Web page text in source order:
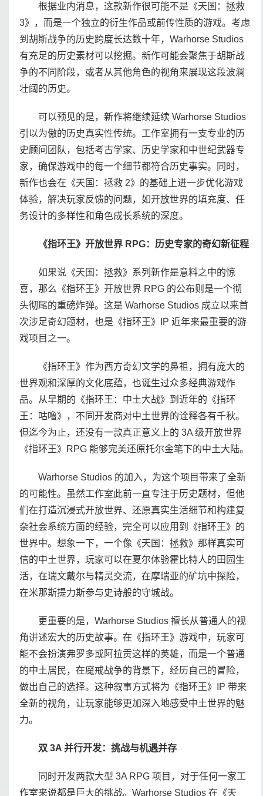
根据业内消息，这款新作很可能不是《天国：拯救
3》，而是一个独立的衍生作品或前传性质的游戏。考虑
到胡斯战争的历史跨度长达数十年，Warhorse Studios
有充足的历史素材可以挖掘。新作可能会聚焦于胡斯战
争的不同阶段，或者从其他角色的视角来展现这段波澜
壮阔的历史。
可以预见的是，新作将继续延续 Warhorse Studios
引以为傲的历史真实性传统。工作室拥有一支专业的历
史顾问团队，包括考古学家、历史学家和中世纪武器专
家，确保游戏中的每一个细节都符合历史事实。同时，
新作也会在《天国：拯救 2》的基础上进一步优化游戏
体验，解决玩家反馈的问题，如开放世界的填充度、任
务设计的多样性和角色成长系统的深度。
《指环王》开放世界 RPG：历史专家的奇幻新征程
如果说《天国：拯救》系列新作是意料之中的惊
喜，那么《指环王》开放世界 RPG 的公布则是一个彻
头彻尾的重磅炸弹。这是 Warhorse Studios 成立以来首
次涉足奇幻题材，也是《指环王》IP 近年来最重要的游
戏项目之一。
《指环王》作为西方奇幻文学的鼻祖，拥有庞大的
世界观和深厚的文化底蕴，也诞生过众多经典游戏作
品。从早期的《指环王：中土大战》到近年的《指环
王：咕噜》，不同开发商对中土世界的诠释各有千秋。
但迄今为止，还没有一款真正意义上的 3A 级开放世界
《指环王》RPG 能够完美还原托尔金笔下的中土大陆。
Warhorse Studios 的加入，为这个项目带来了全新
的可能性。虽然工作室此前一直专注于历史题材，但他
们在打造沉浸式开放世界、还原真实生活细节和构建复
杂社会系统方面的经验，完全可以应用到《指环王》的
世界中。想象一下，一个像《天国：拯救》那样真实可
信的中土世界，玩家可以在夏尔体验霍比特人的田园生
活，在瑞文戴尔与精灵交流，在摩瑞亚的矿坑中探险，
在米那斯提力斯参与史诗般的守城战。
更重要的是，Warhorse Studios 擅长从普通人的视
角讲述宏大的历史故事。在《指环王》游戏中，玩家可
能不会扮演弗罗多或阿拉贡这样的英雄，而是一个普通
的中土居民，在魔戒战争的背景下，经历自己的冒险，
做出自己的选择。这种叙事方式将为《指环王》IP 带来
全新的视角，让玩家能够更加深入地感受中土世界的魅
力。
双 3A 并行开发：挑战与机遇并存
同时开发两款大型 3A RPG 项目，对于任何一家工
作室来说都是巨大的挑战。Warhorse Studios 在《天